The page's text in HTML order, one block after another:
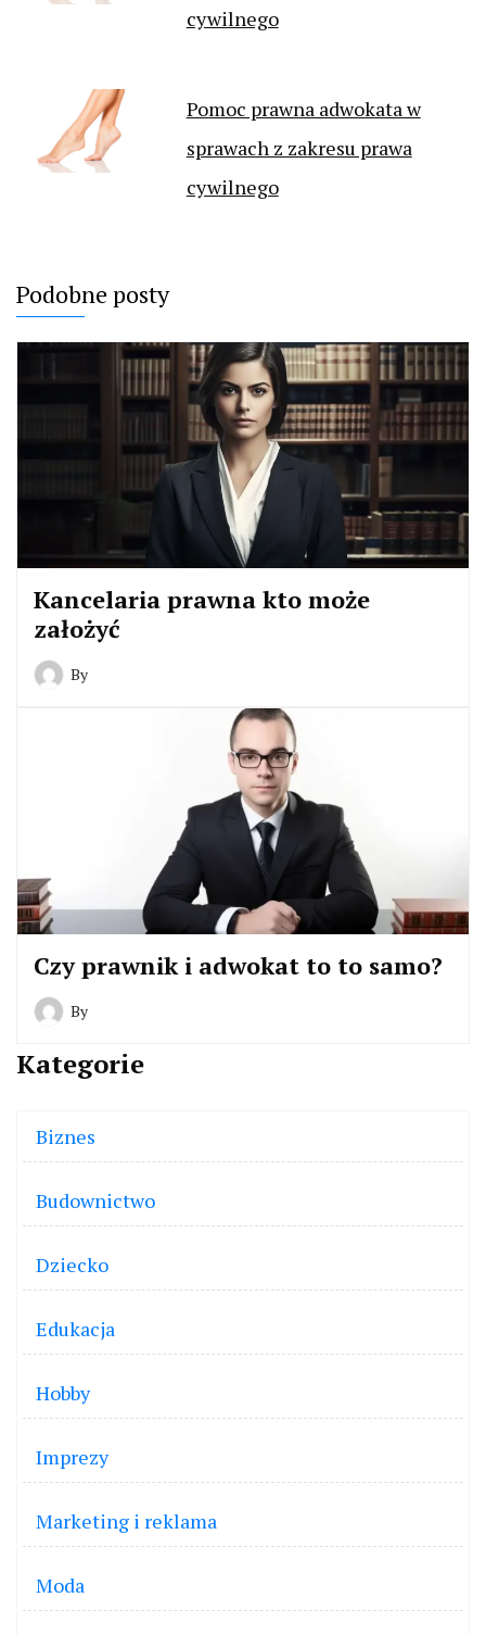
cywilnego
Pomoc prawna adwokata w
sprawach z zakresu prawa
cywilnego
Podobne posty
Kancelaria prawna kto może
założyć
By
Czy prawnik i adwokat to to samo?
By
Kategorie
Biznes
Budownictwo
Dziecko
Edukacja
Hobby
Imprezy
Marketing i reklama
Moda